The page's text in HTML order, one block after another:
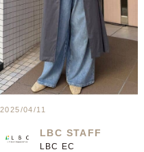
2025/04/11
LBC STAFF
LBC EC